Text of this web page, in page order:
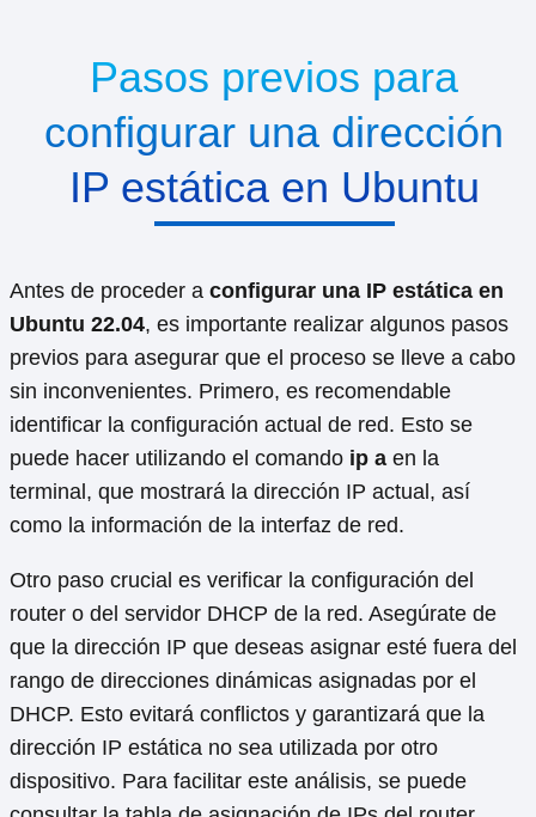
Pasos previos para
configurar una dirección
IP estática en Ubuntu
Antes de proceder a configurar una IP estática en
Ubuntu 22.04, es importante realizar algunos pasos
previos para asegurar que el proceso se lleve a cabo
sin inconvenientes. Primero, es recomendable
identificar la configuración actual de red. Esto se
puede hacer utilizando el comando ip a en la
terminal, que mostrará la dirección IP actual, así
como la información de la interfaz de red.
Otro paso crucial es verificar la configuración del
router o del servidor DHCP de la red. Asegúrate de
que la dirección IP que deseas asignar esté fuera del
rango de direcciones dinámicas asignadas por el
DHCP. Esto evitará conflictos y garantizará que la
dirección IP estática no sea utilizada por otro
dispositivo. Para facilitar este análisis, se puede